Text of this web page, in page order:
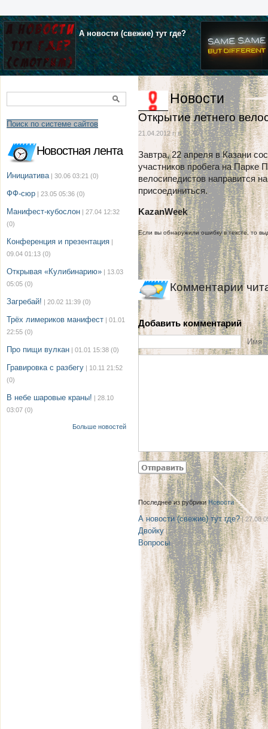
А новости (свежие) тут где?
Поиск по системе сайтов
Новостная лента
Инициатива | 30.06 03:21 (0)
ФФ-сюр | 23.05 05:36 (0)
Манифест-кубослон | 27.04 12:32
(0)
Конференция и презентация |
09.04 01:13 (0)
Открывая «Кулибинарию» | 13.03
05:05 (0)
Загребай! | 20.02 11:39 (0)
Трёх лимериков манифест | 01.01
22:55 (0)
Про пищи вулкан | 01.01 15:38 (0)
Гравировка с разбегу | 10.11 21:52
(0)
В небе шаровые краны! | 28.10
03:07 (0)
Больше новостей
Новости
Открытие летнего
21.04.2012 г. в 12:43
Завтра, 22 апреля в Казани
участников пробега на Парке
велосипедистов направится
присоединиться.
KazanWeek
Если вы обнаружили ошибку в тексте, то
Комментарии
Добавить комментарий
Имя
Последнее из рубрикиНовости
А новости (свежие) тут где?| 27.08
Двойку| 21.08 22:12
Вопросы| 08.08 08:17